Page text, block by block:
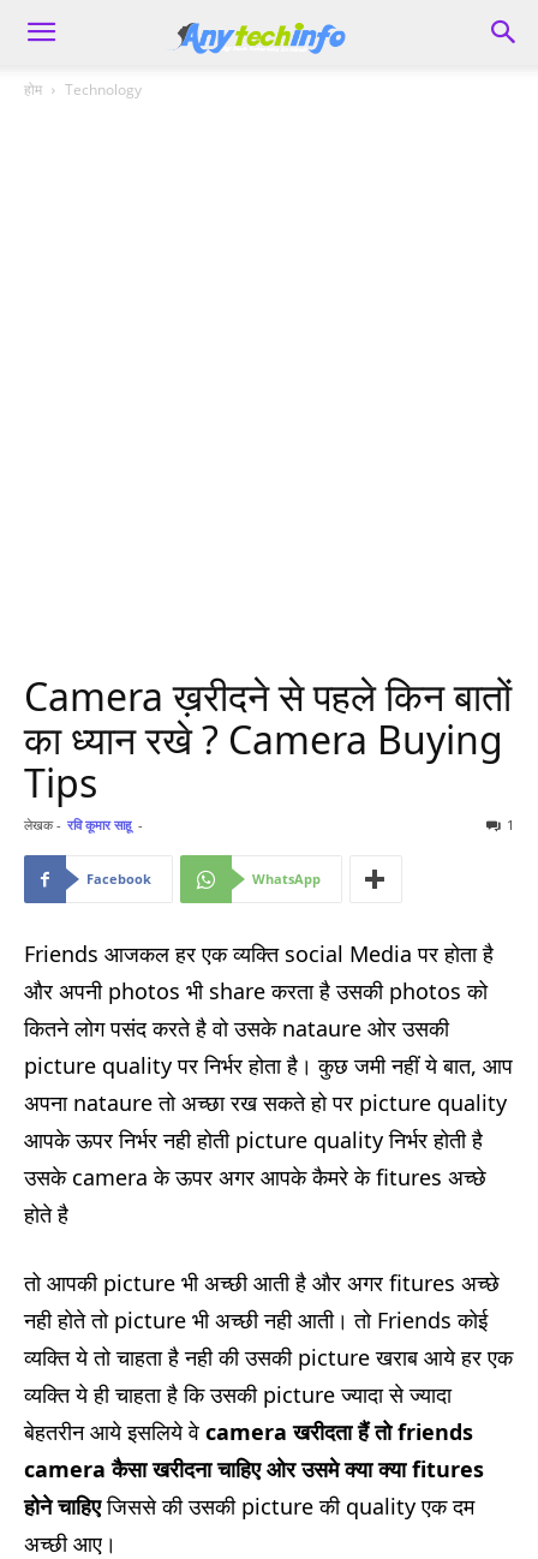
होम Technology
Camera ख़रीदने से पहले किन बातों
का ध्यान रखे ? Camera Buying
Tips
लेखक - रवि कूमार साहू - 1
Facebook WhatsApp
Friends आजकल हर एक व्यक्ति social Media पर होता है
और अपनी photos भी share करता है उसकी photos को
कितने लोग पसंद करते है वो उसके nataure ओर उसकी
picture quality पर निर्भर होता है। कुछ जमी नहीं ये बात, आप
अपना nataure तो अच्छा रख सकते हो पर picture quality
आपके ऊपर निर्भर नही होती picture quality निर्भर होती है
उसके camera के ऊपर अगर आपके कैमरे के fitures अच्छे
होते है
तो आपकी picture भी अच्छी आती है और अगर fitures अच्छे
नही होते तो picture भी अच्छी नही आती। तो Friends कोई
व्यक्ति ये तो चाहता है नही की उसकी picture खराब आये हर एक
व्यक्ति ये ही चाहता है कि उसकी picture ज्यादा से ज्यादा
बेहतरीन आये इसलिये वे camera खरीदता हैं तोfriends
camera कैसा खरीदना चाहिए ओर उसमे क्या क्याfitures
होने चाहिएजिससे की उसकी picture की quality एक दम
अच्छी आए।